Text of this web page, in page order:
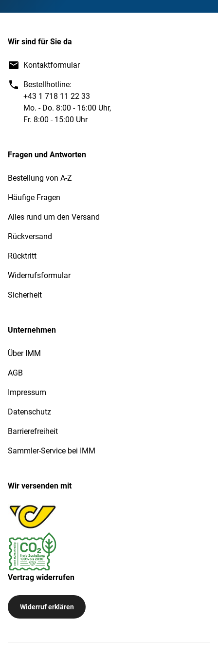
Wir sind für Sie da
Kontaktformular
Bestellhotline:
+43 1 718 11 22 33
Mo. - Do. 8:00 - 16:00 Uhr,
Fr. 8:00 - 15:00 Uhr
Fragen und Antworten
Bestellung von A-Z
Häufige Fragen
Alles rund um den Versand
Rückversand
Rücktritt
Widerrufsformular
Sicherheit
Unternehmen
Über IMM
AGB
Impressum
Datenschutz
Barrierefreiheit
Sammler-Service bei IMM
Wir versenden mit
Vertrag widerrufen
Widerruf erklären